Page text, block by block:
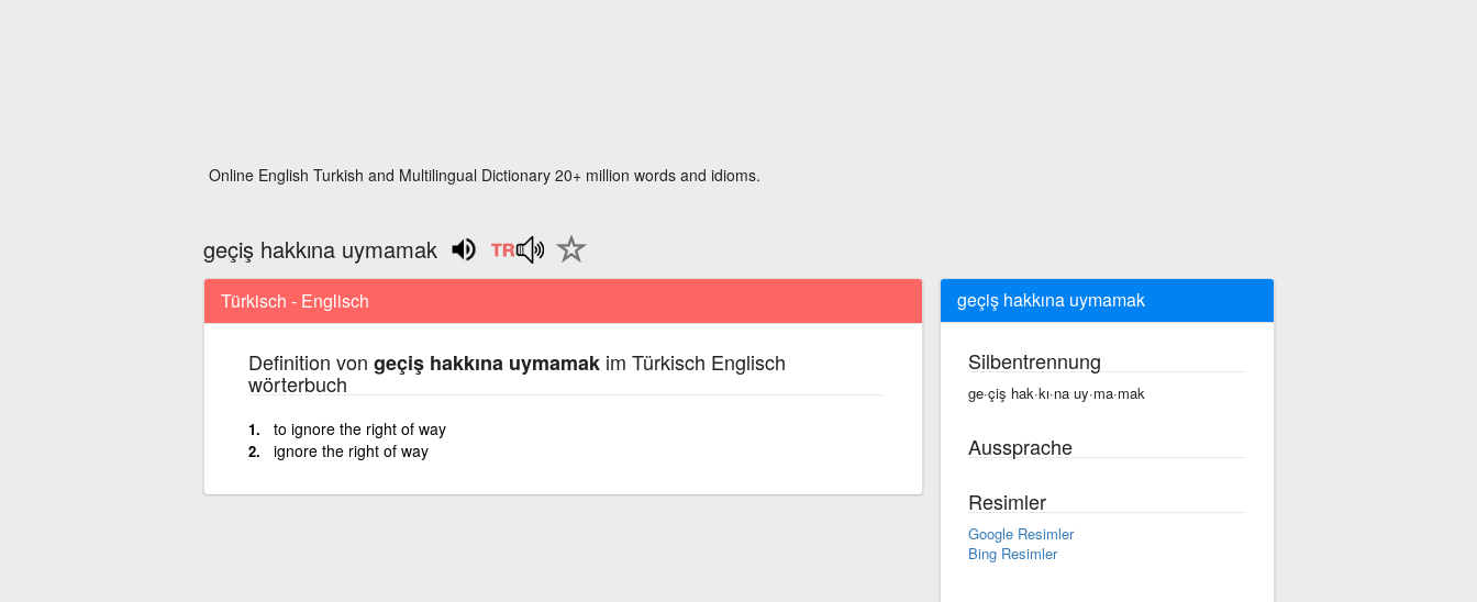
Online English Turkish and Multilingual Dictionary 20+ million words and idioms.
geçiş hakkına uymamak
Türkisch - Englisch
Definition von geçiş hakkına uymamakim Türkisch Englisch
wörterbuch
to ignore the right of way
ignore the right of way
geçiş hakkına uymamak
Silbentrennung
ge·çiş hak·kı·na uy·ma·mak
Aussprache
Resimler
Google Resimler
Bing Resimler